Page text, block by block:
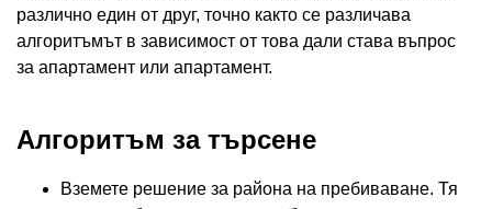
различно един от друг, точно както се различава
алгоритъмът в зависимост от това дали става въпрос
за апартамент или апартамент.
Алгоритъм за търсене
Вземете решение за района на пребиваване. Тя